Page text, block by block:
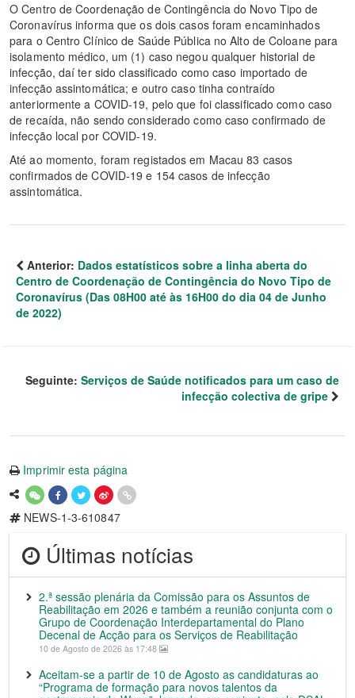
O Centro de Coordenação de Contingência do Novo Tipo de
Coronavírus informa que os dois casos foram encaminhados
para o Centro Clínico de Saúde Pública no Alto de Coloane para
isolamento médico, um (1) caso negou qualquer historial de
infecção, daí ter sido classificado como caso importado de
infecção assintomática; e outro caso tinha contraído
anteriormente a COVID-19, pelo que foi classificado como caso
de recaída, não sendo considerado como caso confirmado de
infecção local por COVID-19.
Até ao momento, foram registados em Macau 83 casos
confirmados de COVID-19 e 154 casos de infecção
assintomática.
Anterior: Dados estatísticos sobre a linha aberta do
Centro de Coordenação de Contingência do Novo Tipo de
Coronavírus (Das 08H00 até às 16H00 do dia 04 de Junho
de 2022)
Seguinte: Serviços de Saúde notificados para um caso de
infecção colectiva de gripe
Imprimir esta página
NEWS-1-3-610847
Últimas notícias
2.ª sessão plenária da Comissão para os Assuntos de
Reabilitação em 2026 e também a reunião conjunta com o
Grupo de Coordenação Interdepartamental do Plano
Decenal de Acção para os Serviços de Reabilitação
10 de Agosto de 2026 às 17:48
Aceitam-se a partir de 10 de Agosto as candidaturas ao
“Programa de formação para novos talentos da